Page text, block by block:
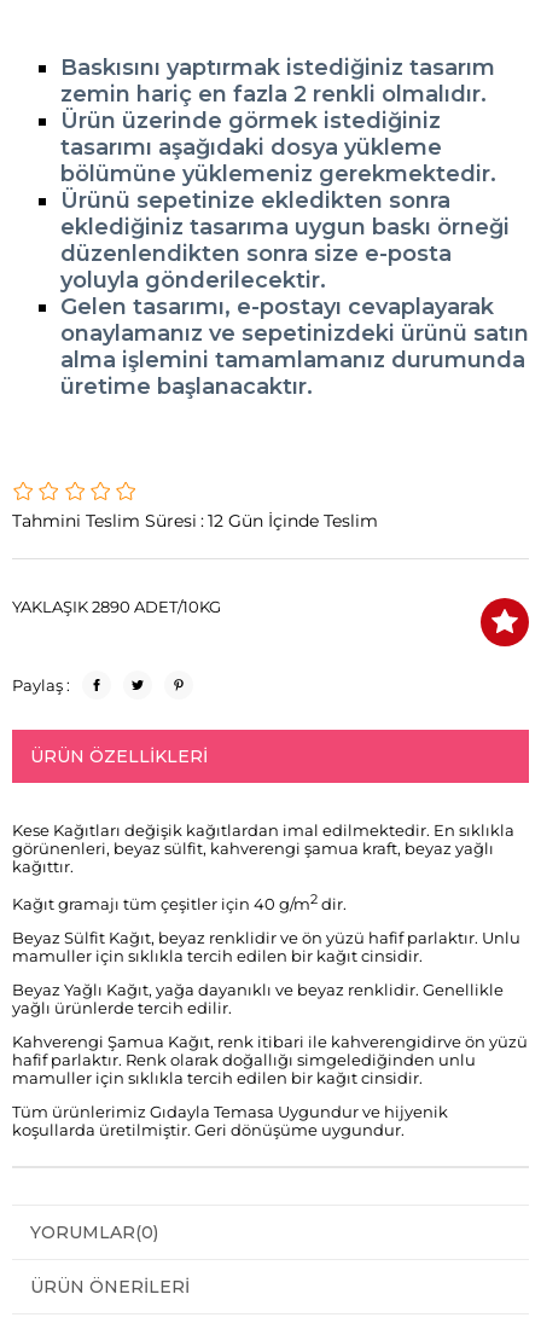
Baskısını yaptırmak istediğiniz tasarım
zemin hariç en fazla 2 renkli olmalıdır.
Ürün üzerinde görmek istediğiniz
tasarımı aşağıdaki dosya yükleme
bölümüne yüklemeniz gerekmektedir.
Ürünü sepetinize ekledikten sonra
eklediğiniz tasarıma uygun baskı örneği
düzenlendikten sonra size e-posta
yoluyla gönderilecektir.
Gelen tasarımı, e-postayı cevaplayarak
onaylamanız ve sepetinizdeki ürünü satın
alma işlemini tamamlamanız durumunda
üretime başlanacaktır.
Tahmini Teslim Süresi :12 Gün İçinde Teslim
YAKLAŞIK 2890 ADET/10KG
Paylaş :
ÜRÜN ÖZELLIKLERI
Kese Kağıtları değişik kağıtlardan imal edilmektedir. En sıklıkla
görünenleri, beyaz sülfit, kahverengi şamua kraft, beyaz yağlı
kağıttır.
Kağıt gramajı tüm çeşitler için 40 g/m2 dir.
Beyaz Sülfit Kağıt, beyaz renklidir ve ön yüzü hafif parlaktır. Unlu
mamuller için sıklıkla tercih edilen bir kağıt cinsidir.
Beyaz Yağlı Kağıt, yağa dayanıklı ve beyaz renklidir. Genellikle
yağlı ürünlerde tercih edilir.
Kahverengi Şamua Kağıt, renk itibari ile kahverengidirve ön yüzü
hafif parlaktır. Renk olarak doğallığı simgelediğinden unlu
mamuller için sıklıkla tercih edilen bir kağıt cinsidir.
Tüm ürünlerimiz Gıdayla Temasa Uygundur ve hijyenik
koşullarda üretilmiştir. Geri dönüşüme uygundur.
YORUMLAR(0)
ÜRÜN ÖNERILERI